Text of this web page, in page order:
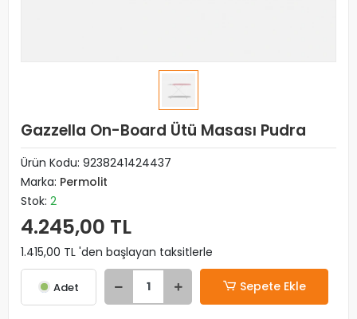
Gazzella On-Board Ütü Masası Pudra
Ürün Kodu: 9238241424437
Marka: Permolit
Stok: 2
4.245,00 TL
1.415,00 TL 'den başlayan taksitlerle
Adet Sepete Ekle